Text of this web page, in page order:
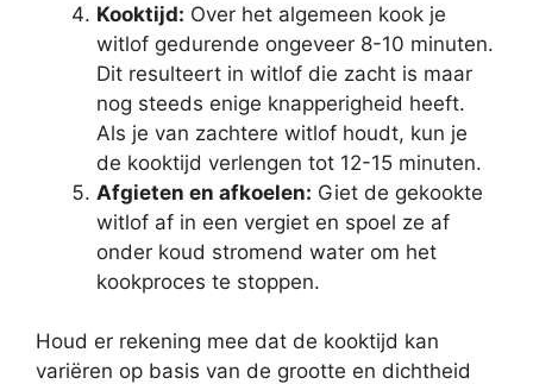
Kooktijd: Over het algemeen kook je
witlof gedurende ongeveer 8-10 minuten.
Dit resulteert in witlof die zacht is maar
nog steeds enige knapperigheid heeft.
Als je van zachtere witlof houdt, kun je
de kooktijd verlengen tot 12-15 minuten.
Afgieten en afkoelen: Giet de gekookte
witlof af in een vergiet en spoel ze af
onder koud stromend water om het
kookproces te stoppen.
Houd er rekening mee dat de kooktijd kan
variëren op basis van de grootte en dichtheid